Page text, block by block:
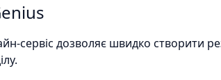
сервіс дозволяє швидко створити